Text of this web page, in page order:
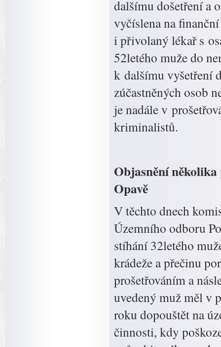
dalšímu došetření a
vyčíslena na
i přivolaný lékař s
52letého muže do
k dalšímu vyšetření
zúčastněných osob
je nadále v
kriminalistů.
Objasnění
Opavě
V těchto dnech
Územního odboru
stíhání 32letého
krádeže a přečinu
prošetřováním a
uvedený muž měl v
roku dopouštět na
činnosti, kdy